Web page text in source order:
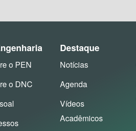
o PEN
o DNC
Destaque
Notícias
Agenda
Vídeos
Acadêmicos